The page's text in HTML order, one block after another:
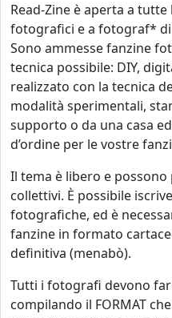
Read-Zine è aperta a
fotografici e a fotograf*
Sono ammesse fanzine
tecnica possibile: DIY,
realizzato con la tecnica
modalità sperimentali,
supporto o da una casa
d’ordine per le vostre
Il tema è libero e
collettivi. È possibile
fotografiche, ed è
fanzine in formato
definitiva (menabò).
Tutti i fotografi devono
compilando il FORMAT